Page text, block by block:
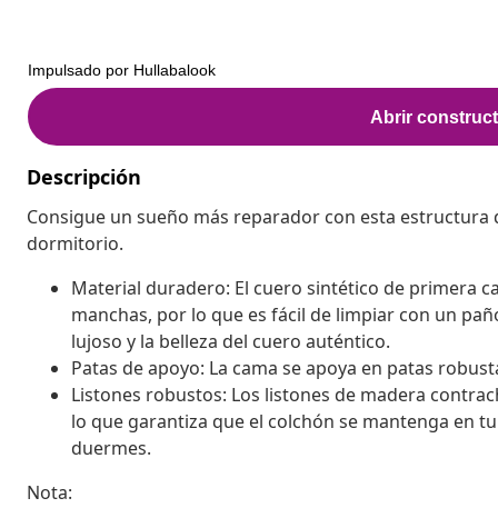
Descripción
Consigue un sueño más reparador con esta
dormitorio.
Material duradero: El cuero sintético de primera
manchas, por lo que es fácil de limpiar con un
lujoso y la belleza del cuero auténtico.
Patas de apoyo: La cama se apoya en patas
Listones robustos: Los listones de madera
lo que garantiza que el colchón se mantenga en
duermes.
Nota: